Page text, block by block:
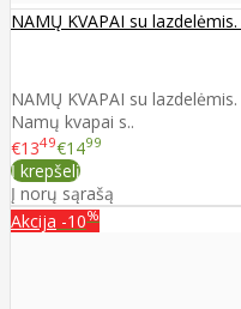
NAMŲ KVAPAI su
NAMŲ KVAPAI su
Namų kvapai s..
€1349€1499
Į krepšelį
Į norų sąrašą
Akcija -10%